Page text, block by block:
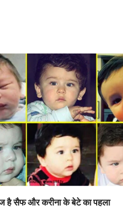
है सैफ और करीना के बेटे का पहला